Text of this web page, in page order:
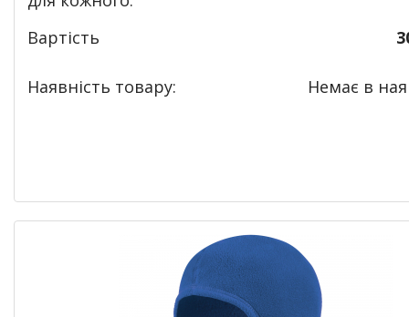
Вартість
Наявність товару: Немає в